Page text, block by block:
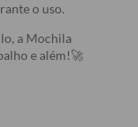
o uso.
a Mochila
e além!🚀